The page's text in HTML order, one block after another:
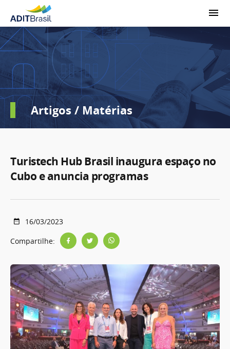
Artigos / Matérias
Turistech Hub Brasil inaugura espaço no
Cubo e anuncia programas
16/03/2023
Compartilhe: